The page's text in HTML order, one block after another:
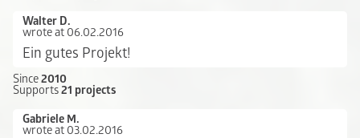
Walter D.
wrote at 06.02.2016
Ein gutes Projekt!
Since2010
Supports21 projects
Gabriele M.
wrote at 03.02.2016